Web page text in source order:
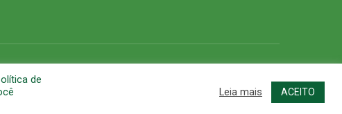
de
Leia mais ACEITO